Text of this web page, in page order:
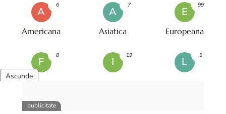
A
Americana
6
A
Asiatica
7
E
Europeana
99
F
Franceza
8
I
19
L
5
4